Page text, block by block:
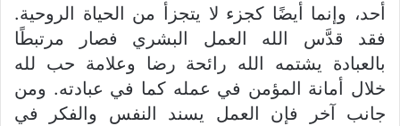
أحد، وإنما أيضًا كجزء لا يتجزأ من الحياة الروحية.
فقد قدَّس الله العمل البشري فصار مرتبطًا
بالعبادة يشتمه الله رائحة رضا وعلامة حب لله
خلال أمانة المؤمن في عمله كما في عبادته. ومن
جانب آخر فإن العمل يسند النفس والفكر في